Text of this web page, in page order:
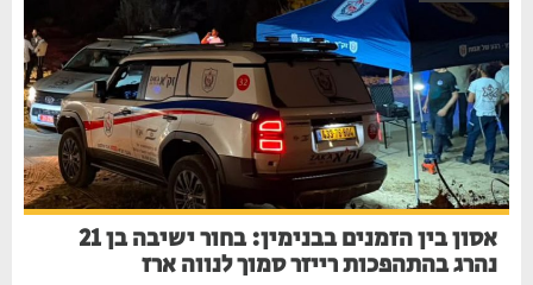
אסון בין הזמנים בבנימין: בחור ישיבה בן 21
נהרג בהתהפכות רייזר סמוך לנווה ארז